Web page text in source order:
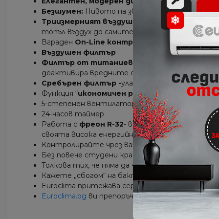
Безшумен: Нивото на звуково налягане
Триизмерният въздушен поток
съчетава
топъл въздух до самите ъгли дори на големи
Вграден On-Line контролер
Въздушен филтър
Филтър от титаниев апатит -
деактивира вредните органични химически
Сребърен филтър -улавя алергени като
Функция “икономичен режим
“.
5-степенен вентилатор
24-часов таймер
Работа с фреон R-32- води до намаляване
своята висока енергийна ефективност.
Контролирайте чрез вашия смартфон от
Без повече студени крака и главоболие,
Толкова тих, че няма да чуете нищо. Сладки
Кажете „сбогом“ на бактерии, вируси и
Euroclima притежава сертификат от
Daikinза
Euroclima.bg ви препоръчва този климатик.